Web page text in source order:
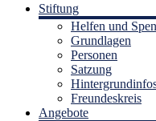
Stiftung
Helfen und
Grundlagen
Personen
Satzung
Freundeskreis
Angebote